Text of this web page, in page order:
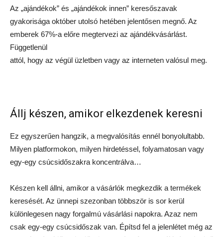
Az „ajándékok” és „ajándékok innen” keresőszavak
gyakorisága október utolsó hetében jelentősen megnő. Az
emberek 67%-a előre megtervezi az ajándékvásárlást.
Függetlenül
attól, hogy az végül üzletben vagy az interneten valósul meg.
Állj készen, amikor elkezdenek keresni
Ez egyszerűen hangzik, a megvalósítás ennél bonyolultabb.
Milyen platformokon, milyen hirdetéssel, folyamatosan vagy
egy-egy csúcsidőszakra koncentrálva…
Készen kell állni, amikor a vásárlók megkezdik a termékek
keresését. Az ünnepi szezonban többször is sor kerül
különlegesen nagy forgalmú vásárlási napokra. Azaz nem
csak egy-egy csúcsidőszak van. Építsd fel a jelenlétet még az